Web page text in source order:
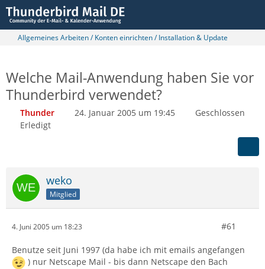
Allgemeines Arbeiten / Konten einrichten / Installation & Update
Welche Mail-Anwendung haben Sie vor
Thunderbird verwendet?
Thunder 24. Januar 2005 um 19:45
Geschlossen
Erledigt
weko
Mitglied
4. Juni 2005 um 18:23 #61
Benutze seit Juni 1997 (da habe ich mit emails angefangen
) nur Netscape Mail - bis dann Netscape den Bach